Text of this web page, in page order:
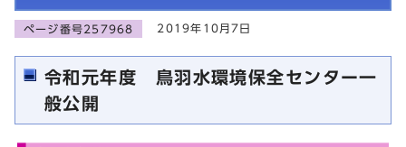
ページ番号257968 2019年10月7日
令和元年度 鳥羽水環境保全センター一
般公開